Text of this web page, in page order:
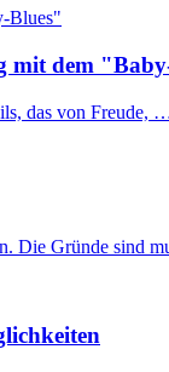
mit dem
das von Freude,
Die Gründe sind